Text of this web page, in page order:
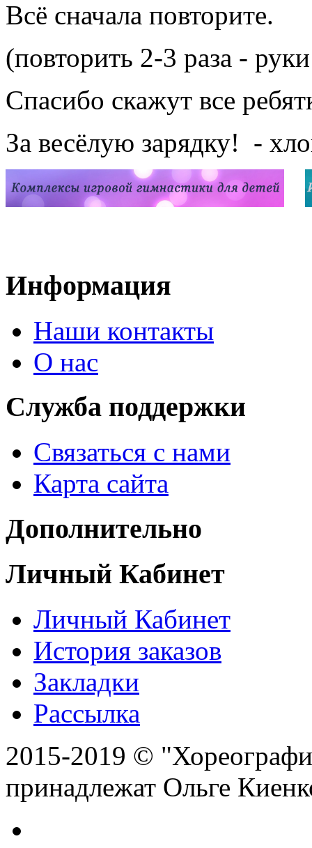
Всё сначала повторите.
(повторить 2-3 раза -
Спасибо скажут все
За весёлую зарядку! -
Информация
Наши контакты
О нас
Служба поддержки
Связаться с нами
Карта сайта
Дополнительно
Личный Кабинет
Личный Кабинет
История заказов
Закладки
Рассылка
2015-2019 ©
принадлежат Ольге